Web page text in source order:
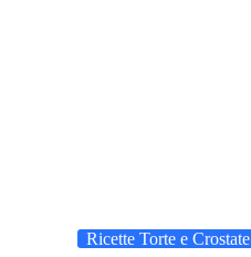
Ricette Torte e Crostate